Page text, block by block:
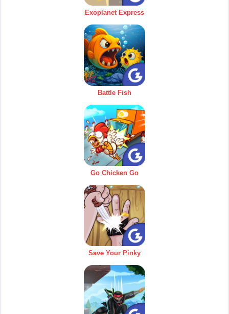
Exoplanet Express
Battle Fish
Go Chicken Go
Save Your Pinky